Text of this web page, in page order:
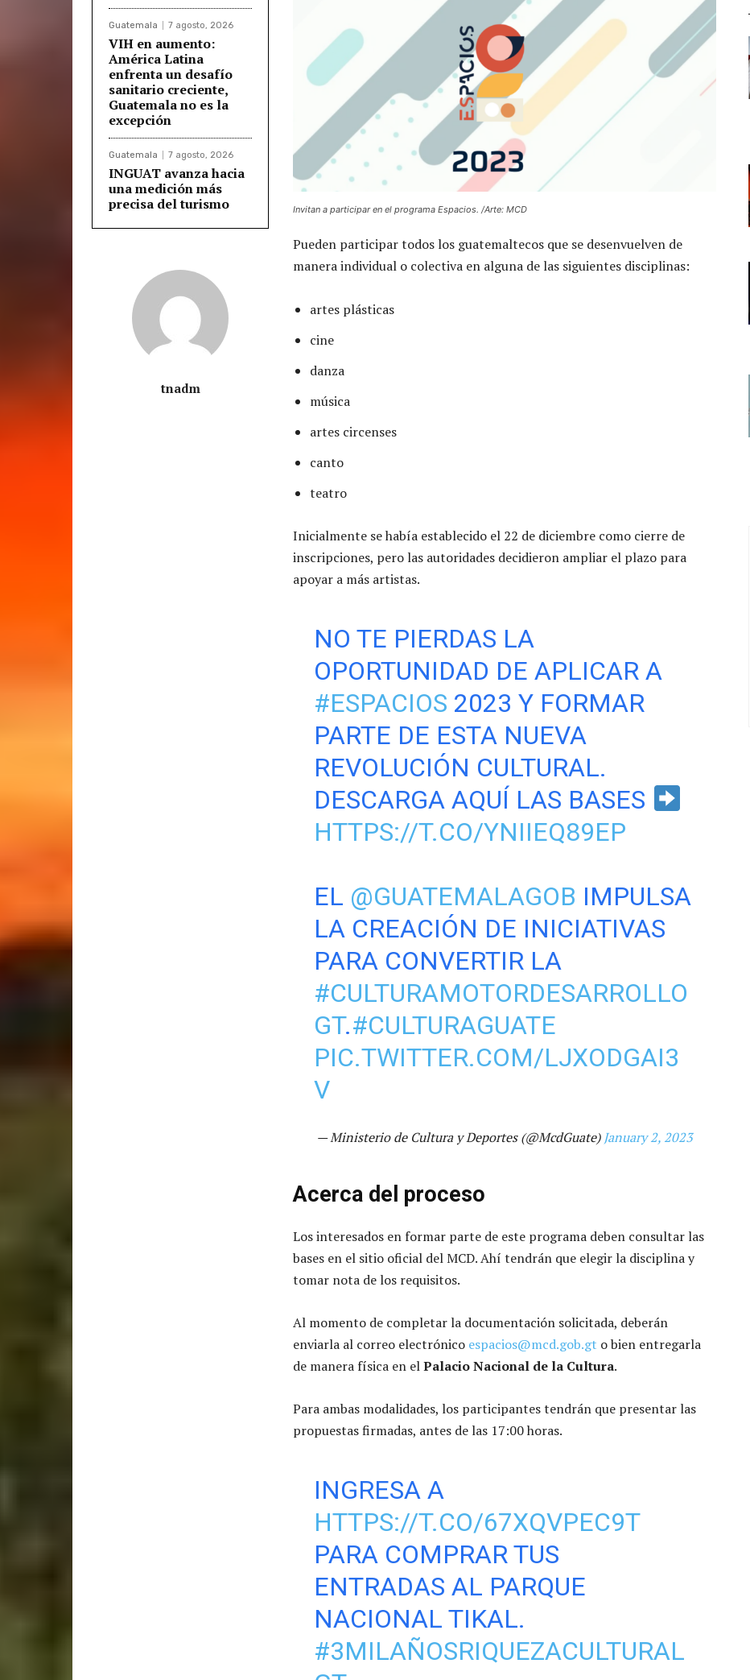
Guatemala 7 agosto, 2026
VIH en aumento:
América Latina
enfrenta un desafío
sanitario creciente,
Guatemala no es la
excepción
Guatemala 7 agosto, 2026
INGUAT avanza hacia
una medición más
precisa del turismo
tnadm
Invitan a participar en el programa Espacios. /Arte: MCD
Pueden participar todos los guatemaltecos que se desenvuelven de
manera individual o colectiva en alguna de las siguientes disciplinas:
artes plásticas
cine
danza
música
artes circenses
canto
teatro
Inicialmente se había establecido el 22 de diciembre como cierre de
inscripciones, pero las autoridades decidieron ampliar el plazo para
apoyar a más artistas.
NO TE PIERDAS LA
OPORTUNIDAD DE APLICAR A
#ESPACIOS 2023 Y FORMAR
PARTE DE ESTA NUEVA
REVOLUCIÓN CULTURAL.
DESCARGA AQUÍ LAS BASES
HTTPS://T.CO/YNIIEQ89EP
EL @GUATEMALAGOB IMPULSA
LA CREACIÓN DE INICIATIVAS
PARA CONVERTIR LA
#CULTURAMOTORDESARROLLO
GT.#CULTURAGUATE
PIC.TWITTER.COM/LJXODGAI3
V
— Ministerio de Cultura y Deportes (@McdGuate) January 2, 2023
Acerca del proceso
Los interesados en formar parte de este programa deben consultar las
bases en el sitio oficial del MCD. Ahí tendrán que elegir la disciplina y
tomar nota de los requisitos.
Al momento de completar la documentación solicitada, deberán
enviarla al correo electrónico espacios@mcd.gob.gt o bien entregarla
de manera física en elPalacio Nacional de la Cultura.
Para ambas modalidades, los participantes tendrán que presentar las
propuestas firmadas, antes de las 17:00 horas.
INGRESA A
HTTPS://T.CO/67XQVPEC9T
PARA COMPRAR TUS
ENTRADAS AL PARQUE
NACIONAL TIKAL.
#3MILAÑOSRIQUEZACULTURAL